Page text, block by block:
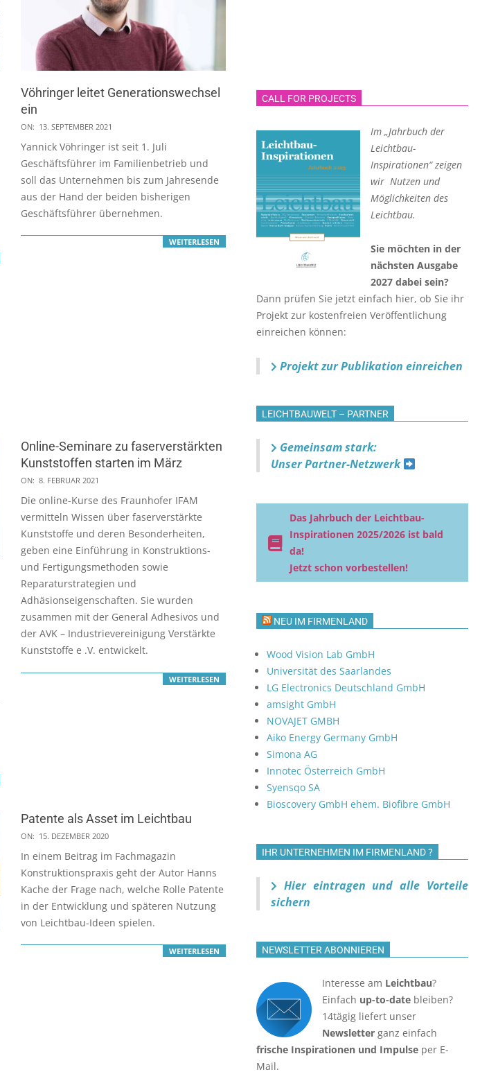
Vöhringer leitet Generationswechsel
ein
2021-
09-
13
ON: 13. SEPTEMBER 2021
Yannick Vöhringer ist seit 1. Juli
Geschäftsführer im Familienbetrieb und
soll das Unternehmen bis zum Jahresende
aus der Hand der beiden bisherigen
Geschäftsführer übernehmen.
WEITERLESEN
Online-Seminare zu faserverstärkten
Kunststoffen starten im März
2021-
02-
08
ON: 8. FEBRUAR 2021
Die online-Kurse des Fraunhofer IFAM
vermitteln Wissen über faserverstärkte
Kunststoffe und deren Besonderheiten,
geben eine Einführung in Konstruktions-
und Fertigungsmethoden sowie
Reparaturstrategien und
Adhäsionseigenschaften. Sie wurden
zusammen mit der General Adhesivos und
der AVK – Industrievereinigung Verstärkte
Kunststoffe e .V. entwickelt.
WEITERLESEN
Patente als Asset im Leichtbau
2020-
12-
15
ON: 15. DEZEMBER 2020
In einem Beitrag im Fachmagazin
Konstruktionspraxis geht der Autor Hanns
Kache der Frage nach, welche Rolle Patente
in der Entwicklung und späteren Nutzung
von Leichtbau-Ideen spielen.
WEITERLESEN
CALL FOR PROJECTS
Im „Jahrbuch der
Leichtbau-
Inspirationen“ zeigen
wir Nutzen und
Möglichkeiten des
Leichtbau.
Sie möchten in der
nächsten Ausgabe
2027 dabei sein?
Dann prüfen Sie jetzt einfach hier, ob Sie ihr
Projekt zur kostenfreien Veröffentlichung
einreichen können:
Projekt zur Publikation einreichen
LEICHTBAUWELT – PARTNER
Gemeinsam stark:
Unser Partner-Netzwerk
Das Jahrbuch der Leichtbau-
Inspirationen 2025/2026 ist bald
da!
Jetzt schon vorbestellen!
NEU IM FIRMENLAND
Wood Vision Lab GmbH
Universität des Saarlandes
LG Electronics Deutschland GmbH
amsight GmbH
NOVAJET GMBH
Aiko Energy Germany GmbH
Simona AG
Innotec Österreich GmbH
Syensqo SA
Bioscovery GmbH ehem. Biofibre GmbH
IHR UNTERNEHMEN IM FIRMENLAND ?
Hier eintragen und alle Vorteile
sichern
NEWSLETTER ABONNIEREN
Interesse am Leichtbau?
Einfach up-to-date bleiben?
14tägig liefert unser
Newsletter ganz einfach
frische Inspirationen und Impulse per E-
Mail.